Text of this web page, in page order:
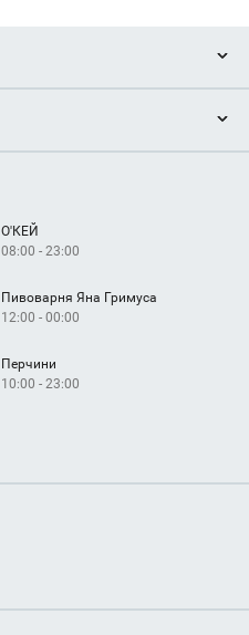
О'КЕЙ
08:00 - 23:00
Пивоварня Яна Гримуса
12:00 - 00:00
Перчини
10:00 - 23:00